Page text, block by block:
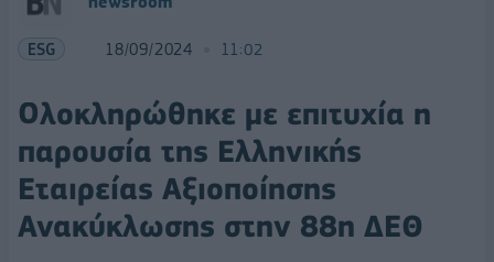
ESG 18/09/2024 11:02
Ολοκληρώθηκε με επιτυχία η
παρουσία της Ελληνικής
Εταιρείας Αξιοποίησης
Ανακύκλωσης στην 88η ΔΕΘ